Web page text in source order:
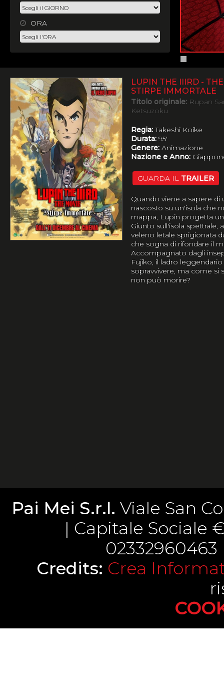
ORA
LUPIN THE IIIRD -
STIRPE IMMORTALE
Titolo originale: Rupan
Ketsuzoku
Regia:Takeshi Koike
Durata: 95'
Genere: Animazione
Nazione e Anno:
GUARDA IL TRAILER
Quando viene a sapere
nascosto su un'isola che
mappa, Lupin progetta
Giunto sull'isola spettrale,
veleno letale sprigionata
che sogna di rifondare il
Accompagnato dagli
Fujiko, il ladro
sopravvivere, ma come
non può morire?
Pai Mei S.r.l. Viale San
| Capitale Sociale
02332960463
Credits: Crea